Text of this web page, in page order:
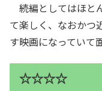
続編としてはほと
て楽しく、なおかつ
す映画になっていて
☆☆☆☆